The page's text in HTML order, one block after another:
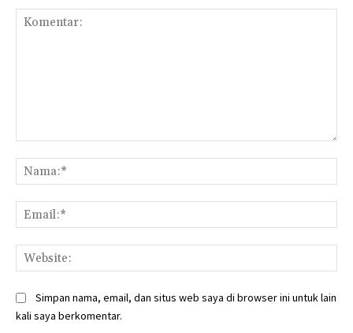
Simpan nama, email, dan situs web saya di browser ini untuk lain
kali saya berkomentar.